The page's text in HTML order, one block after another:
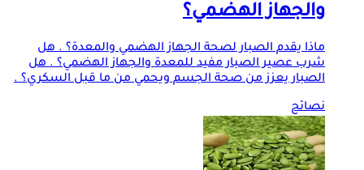
والجهاز الهضمي؟
ماذا يقدم الصبار لصحة الجهاز الهضمي والمعدة؟ . هل
شرب عصير الصبار مفيد للمعدة والجهاز الهضمي؟ . هل
الصبار يعزز من صحة الجسم ويحمي من ما قبل السكري؟ .
نصائح